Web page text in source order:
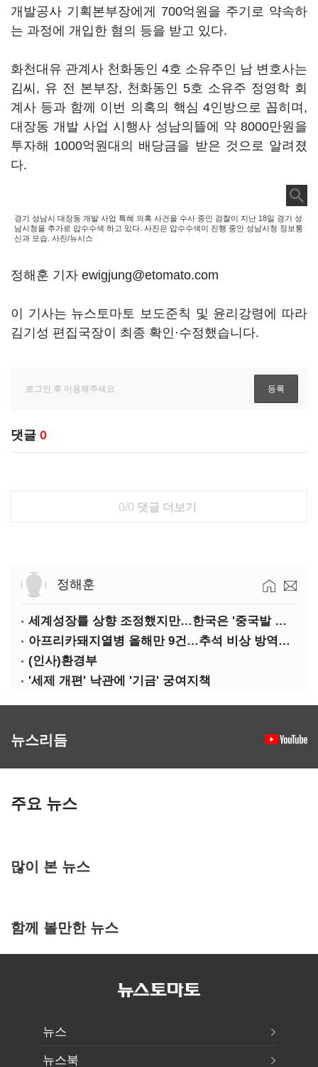
개발공사 기획본부장에게 700억원을 주기로 약속하
는 과정에 개입한 혐의 등을 받고 있다.
화천대유 관계사 천화동인 4호 소유주인 남 변호사는
김씨, 유 전 본부장, 천화동인 5호 소유주 정영학 회
계사 등과 함께 이번 의혹의 핵심 4인방으로 꼽히며,
대장동 개발 사업 시행사 성남의뜰에 약 8000만원을
투자해 1000억원대의 배당금을 받은 것으로 알려졌
다.
경기 성남시 대장동 개발 사업 특혜 의혹 사건을 수사 중인 검찰이 지난 18일 경기 성
남시청을 추가로 압수수색 하고 있다. 사진은 압수수색이 진행 중인 성남시청 정보통
신과 모습. 사진/뉴시스
정해훈 기자 ewigjung@etomato.com
이 기사는 뉴스토마토 보도준칙 및 윤리강령에 따라
김기성 편집국장이 최종 확인·수정했습니다.
댓글 0
0/0 댓글 더보기
정해훈
세계성장률 상향 조정했지만…한국은 '중국발 살얼음판'
아프리카돼지열병 올해만 9건…추석 비상 방역에 '총력'
(인사)환경부
'세제 개편' 낙관에 '기금' 궁여지책
뉴스리듬
주요 뉴스
많이 본 뉴스
함께 볼만한 뉴스
뉴스
뉴스북